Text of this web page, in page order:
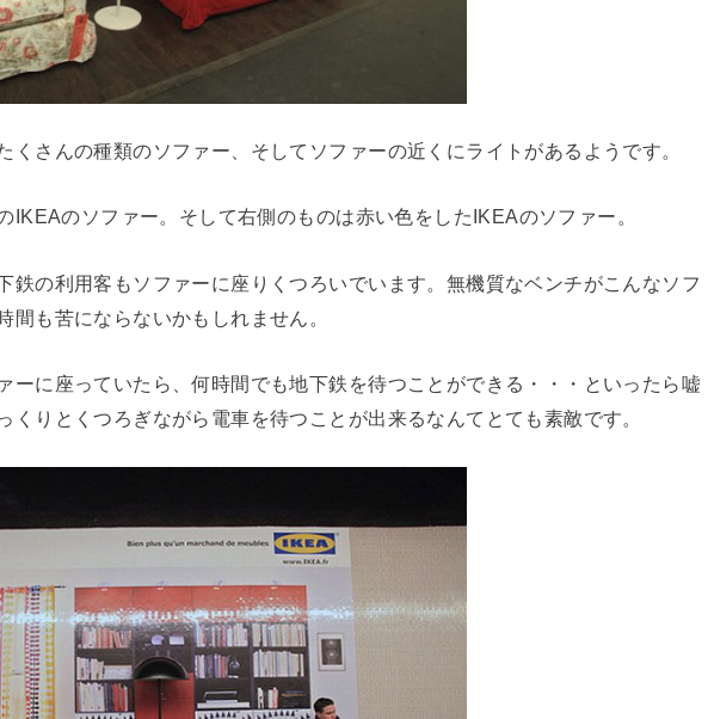
くさんの種類のソファー、そしてソファーの近くにライトがあるようです。
IKEAのソファー。そして右側のものは赤い色をしたIKEAのソファー。
鉄の利用客もソファーに座りくつろいでいます。無機質なベンチがこんなソフ
間も苦にならないかもしれません。
ーに座っていたら、何時間でも地下鉄を待つことができる・・・といったら嘘
くりとくつろぎながら電車を待つことが出来るなんてとても素敵です。